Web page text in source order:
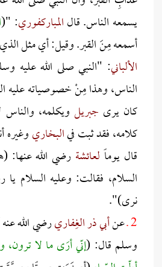
يسمعه الناس. قالالمباركفوري: "(
أسمعه مِنَ القبر. وقيل: أي مثل
الألباني: "النبي صلى الله عليه
الناس، وهذا مِنْ خصوصياته عليه
كان يرى جبريل ويكلمه،
كلامه، فقد ثبت فيالبخاريوغيره
قال يوماًلعائشة رضي الله عنها:
السلام، فقالت: وعليه السلام
نرى)".
2 ـعنأبي ذر الغِفاريرضي الله
وسلم قال: (إنّي أرَى ما لا